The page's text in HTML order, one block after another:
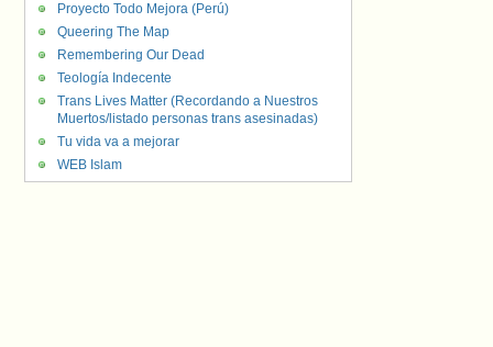
Proyecto Todo Mejora (Perú)
Queering The Map
Remembering Our Dead
Teología Indecente
Trans Lives Matter (Recordando a Nuestros
Muertos/listado personas trans asesinadas)
Tu vida va a mejorar
WEB Islam